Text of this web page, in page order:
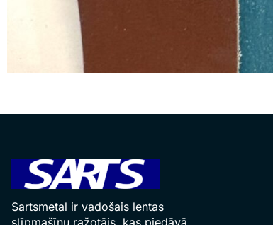
Sartsmetal ir vadošais lentas
slīpmašīnu ražotājs, kas piedāvā